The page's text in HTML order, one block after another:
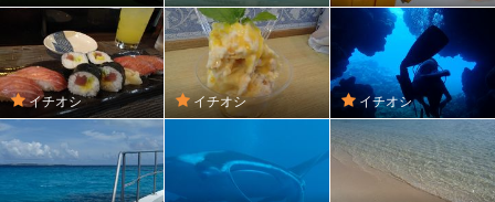
イチオシ イチオシ イチオシ